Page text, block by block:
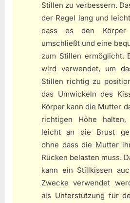
Stillen zu verbessern.
der Regel lang und
dass es den
umschließt und eine
zum Stillen ermöglicht.
wird verwendet, um
Stillen richtig zu
das Umwickeln des
Körper kann die Mutter
richtigen Höhe
leicht an die Brust
ohne dass die Mutter
Rücken belasten muss.
kann ein Stillkissen
Zwecke verwendet
als Unterstützung für